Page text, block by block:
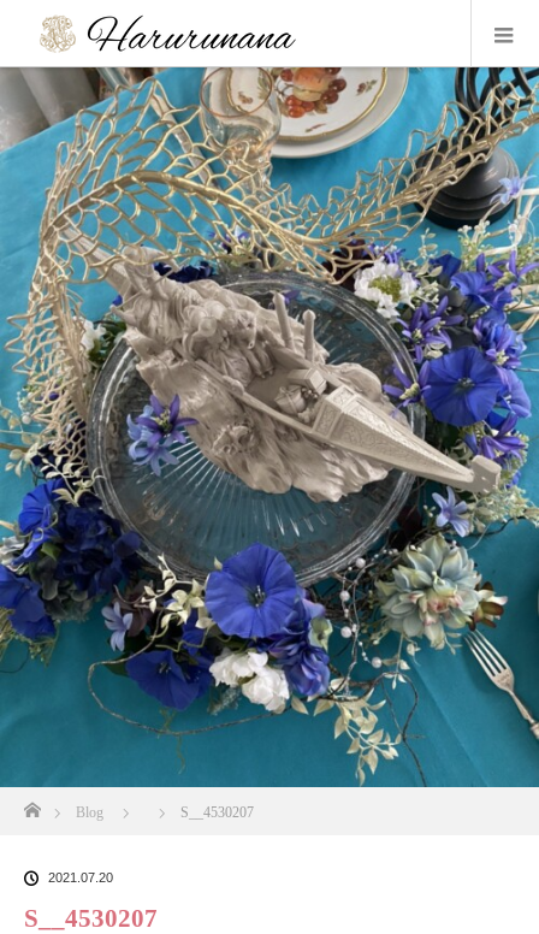
Blog S__4530207
2021.07.20
S__4530207